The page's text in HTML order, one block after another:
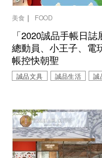
美食 ｜ FOOD
「2020誠品手帳日
總動員、小王子、電
帳控快朝聖
誠品文具 誠品生活 誠